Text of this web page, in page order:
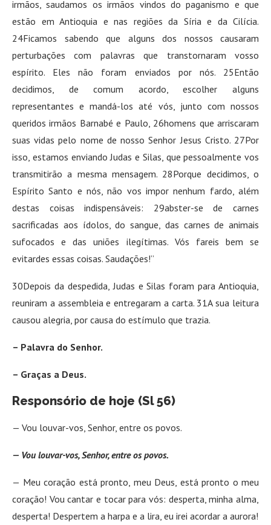
irmãos, saudamos os irmãos vindos do paganismo e que
estão em Antioquia e nas regiões da Síria e da Cilícia.
24Ficamos sabendo que alguns dos nossos causaram
perturbações com palavras que transtornaram vosso
espírito. Eles não foram enviados por nós. 25Então
decidimos, de comum acordo, escolher alguns
representantes e mandá-los até vós, junto com nossos
queridos irmãos Barnabé e Paulo, 26homens que arriscaram
suas vidas pelo nome de nosso Senhor Jesus Cristo. 27Por
isso, estamos enviando Judas e Silas, que pessoalmente vos
transmitirão a mesma mensagem. 28Porque decidimos, o
Espírito Santo e nós, não vos impor nenhum fardo, além
destas coisas indispensáveis: 29abster-se de carnes
sacrificadas aos ídolos, do sangue, das carnes de animais
sufocados e das uniões ilegítimas. Vós fareis bem se
evitardes essas coisas. Saudações!”
30Depois da despedida, Judas e Silas foram para Antioquia,
reuniram a assembleia e entregaram a carta. 31A sua leitura
causou alegria, por causa do estímulo que trazia.
– Palavra do Senhor.
– Graças a Deus.
Responsório de hoje (Sl 56)
— Vou louvar-vos, Senhor, entre os povos.
— Vou louvar-vos, Senhor, entre os povos.
— Meu coração está pronto, meu Deus, está pronto o meu
coração! Vou cantar e tocar para vós: desperta, minha alma,
desperta! Despertem a harpa e a lira, eu irei acordar a aurora!